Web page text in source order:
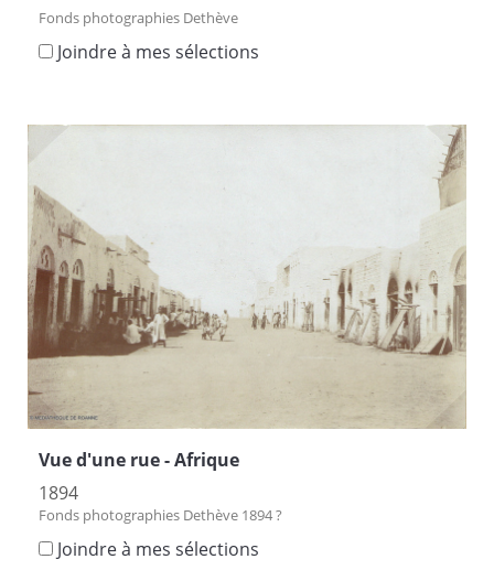
Fonds photographies Dethève
Joindre à mes sélections
Vue d'une rue - Afrique
1894
Fonds photographies Dethève 1894 ?
Joindre à mes sélections